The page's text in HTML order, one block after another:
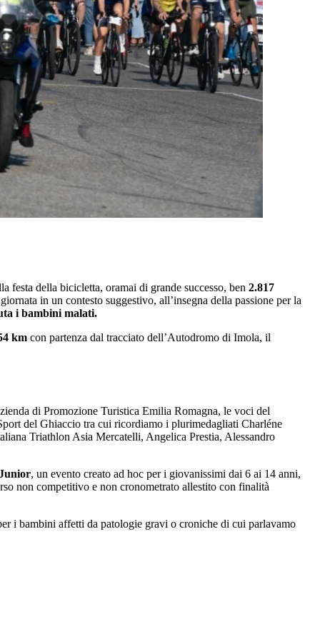
festa della bicicletta, oramai di grande successo, ben 2.817
in un contesto suggestivo, all’insegna della passione per la
i bambini malati.
km con partenza dal tracciato dell’Autodromo di Imola, il
di Promozione Turistica Emilia Romagna, le voci del
del Ghiaccio tra cui ricordiamo i plurimedagliati Charléne
Triathlon Asia Mercatelli, Angelica Prestia, Alessandro
, un evento creato ad hoc per i giovanissimi dai 6 ai 14 anni,
non competitivo e non cronometrato allestito con finalità
i bambini affetti da patologie gravi o croniche di cui parlavamo